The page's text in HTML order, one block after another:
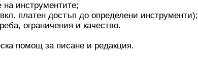
на инструментите;
платен достъп до определени инструменти);
ограничения и качество.
помощ за писане и редакция.